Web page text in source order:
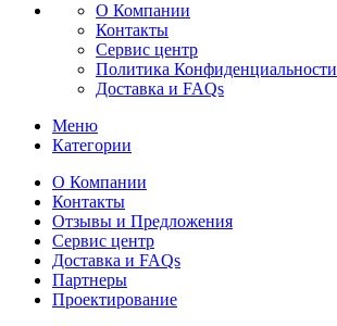
О Компании
Контакты
Сервис центр
Политика Конфиденциальности
Доставка и FAQs
Меню
Категории
О Компании
Контакты
Отзывы и Предложения
Сервис центр
Доставка и FAQs
Партнеры
Проектирование